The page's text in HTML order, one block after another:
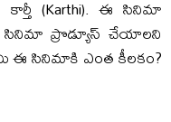
(Karthi). ఈ సినిమా
ప్రొడ్యూస్ చేయాలని
ఈ సినిమాకి ఎంత కీలకం?